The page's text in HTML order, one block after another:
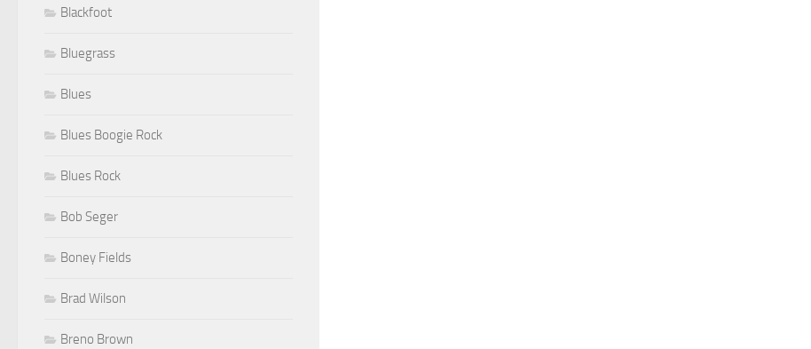
Blackfoot
Bluegrass
Blues
Blues Boogie Rock
Blues Rock
Bob Seger
Boney Fields
Brad Wilson
Breno Brown